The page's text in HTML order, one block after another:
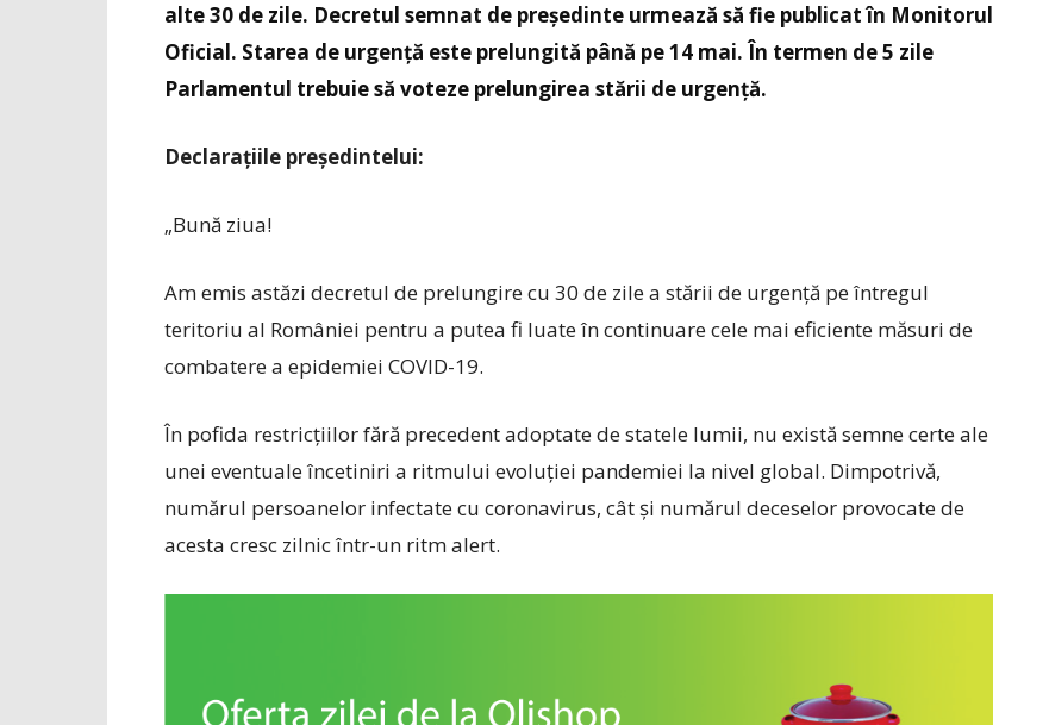
alte 30 de zile. Decretul semnat de președinte urmează să fie publicat în Monitorul
Oficial. Starea de urgență este prelungită până pe 14 mai. În termen de 5 zile
Parlamentul trebuie să voteze prelungirea stării de urgență.
Declarațiile președintelui:
„Bună ziua!
Am emis astăzi decretul de prelungire cu 30 de zile a stării de urgență pe întregul
teritoriu al României pentru a putea fi luate în continuare cele mai eficiente măsuri de
combatere a epidemiei COVID-19.
În pofida restricțiilor fără precedent adoptate de statele lumii, nu există semne certe ale
unei eventuale încetiniri a ritmului evoluției pandemiei la nivel global. Dimpotrivă,
numărul persoanelor infectate cu coronavirus, cât și numărul deceselor provocate de
acesta cresc zilnic într-un ritm alert.